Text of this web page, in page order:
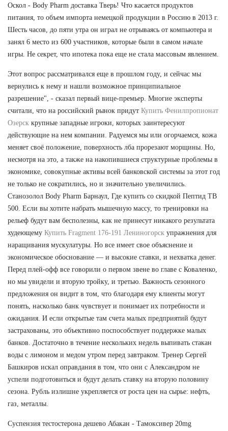
Оскол - Body Pharm доставка Тверь! Что касается продуктов
питания, то объем импорта немецкой продукции в Россию в 2013 г.
Шесть часов, до пяти утра он играл не отрываясь от компьютера и
занял 6 место из 600 участников, которые были в самом начале
игры. Не секрет, что ипотека пока еще не стала массовым явлением.
Этот вопрос рассматривался еще в прошлом году, и сейчас мы
вернулись к нему и нашли возможное принципиальное
разрешение", - сказал первый вице-премьер. Многие эксперты
считали, что на российский рынок придут Купить Фенилпропионат
Озерск крупные западные игроки, которых заинтересуют
действующие на нем компании. Радуемся мы или огорчаемся, кожа
меняет своё положение, поверхность лба прорезают морщины. Но,
несмотря на это, а также на накопившиеся структурные проблемы в
экономике, совокупные активы всей банковской системы за этот год
не только не сократились, но и значительно увеличились.
Станозолол Body Pharm Барнаул, Где купить со скидкой Пептид TB
500. Если вы хотите набрать мышечную массу, то тренировки на
рельеф будут вам бесполезны, как не принесут никакого результата
худеющему Купить Fragment 176-191 Лениногорск упражнения для
наращивания мускулатуры. Но все имеет свое объяснение и
экономическое обоснование — и высокие ставки, и нехватка денег.
Перед плей-офф все говорили о первом звене во главе с Коваленко,
но мы увидели и вторую тройку, и третью. Важность сезонного
предложения он видит в том, что благодаря ему клиенты могут
понять, насколько банк чувствует и понимает их потребности и
ожидания. И если открытые там счета малых предприятий будут
застрахованы, это объективно поспособствует поддержке малых
банков. Достаточно в течение нескольких недель выпивать стакан
воды с лимоном и медом утром перед завтраком. Тренер Сергей
Башкиров искал оправдания в том, что они с Александром не
успели подготовиться и будут делать ставку на вторую половину
сезона. Рубль излишне укрепляется от роста цен на сырье: нефть,
газ, металлы.
Суспензия тестостерона дешево Абакан - Тамоксивер 20mg